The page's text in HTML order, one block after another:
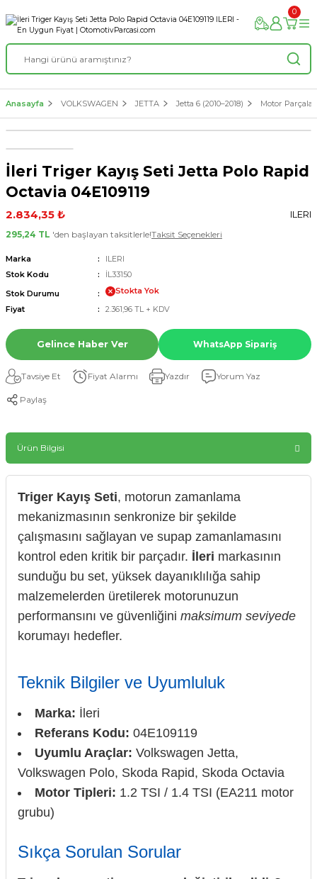
0
Anasayfa VOLKSWAGEN JETTA Jetta 6 (2010–2018) Motor
İleri Triger Kayış Seti Jetta Polo Rapid
Octavia 04E109119
2.834,35 ₺
ILERI
295,24 TL 'den başlayan taksitlerle!Taksit Seçenekleri
Marka
ILERI
Stok Kodu
İL33150
Stok Durumu
Stokta Yok
Fiyat
2.361,96 TL + KDV
Gelince Haber Ver WhatsApp Sipariş
Tavsiye Et Fiyat Alarmı Yazdır Yorum Yaz
Paylaş
Ürün Bilgisi
Triger Kayış Seti, motorun zamanlama
mekanizmasının senkronize bir şekilde
çalışmasını sağlayan ve supap zamanlamasını
kontrol eden kritik bir parçadır. İleri markasının
sunduğu bu set, yüksek dayanıklılığa sahip
malzemelerden üretilerek motorunuzun
performansını ve güvenliğini maksimum seviyede
korumayı hedefler.
Teknik Bilgiler ve Uyumluluk
Marka: İleri
Referans Kodu: 04E109119
Uyumlu Araçlar: Volkswagen Jetta,
Volkswagen Polo, Skoda Rapid, Skoda Octavia
Motor Tipleri: 1.2 TSI / 1.4 TSI (EA211 motor
grubu)
Sıkça Sorulan Sorular